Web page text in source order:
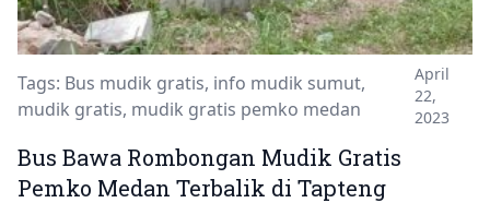
Tags: Bus mudik gratis, info mudik sumut,
mudik gratis, mudik gratis pemko medan
April
22,
2023
Bus Bawa Rombongan Mudik Gratis
Pemko Medan Terbalik di Tapteng